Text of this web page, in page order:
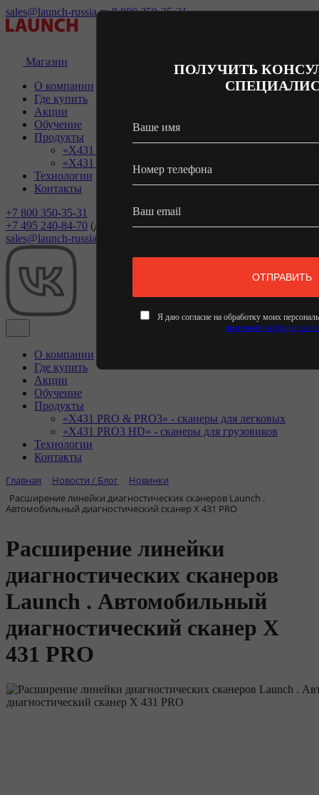
sales@launch-russia.ru 8 800 350-35-31
Магазин
О компании
Где купить
Акции
Обучение
Продукты
«X431 PRO & PRO3» - сканеры для легковых
«X431 PRO3 HD» - сканеры для грузовиков
Технологии
Контакты
+7 800 350-35-31
+7 495 240-84-70 (доб. 1)
sales@launch-russia.ru
О компании
Где купить
Акции
Обучение
Продукты
«X431 PRO & PRO3» - сканеры для легковых
«X431 PRO3 HD» - сканеры для грузовиков
Технологии
Контакты
Главная Новости / Блог
Новинки
Расширение линейки диагностических сканеров Launch .
Автомобильный диагностический сканер X 431 PRO
Расширение линейки
диагностических сканеров
Launch . Автомобильный
диагностический сканер X
431 PRO
ПОЛУЧИТЬ
Ваше имя
Номер телефона
Ваш email
ОТПРАВИТЬ
Я даю согласие на обработку моих
политикой